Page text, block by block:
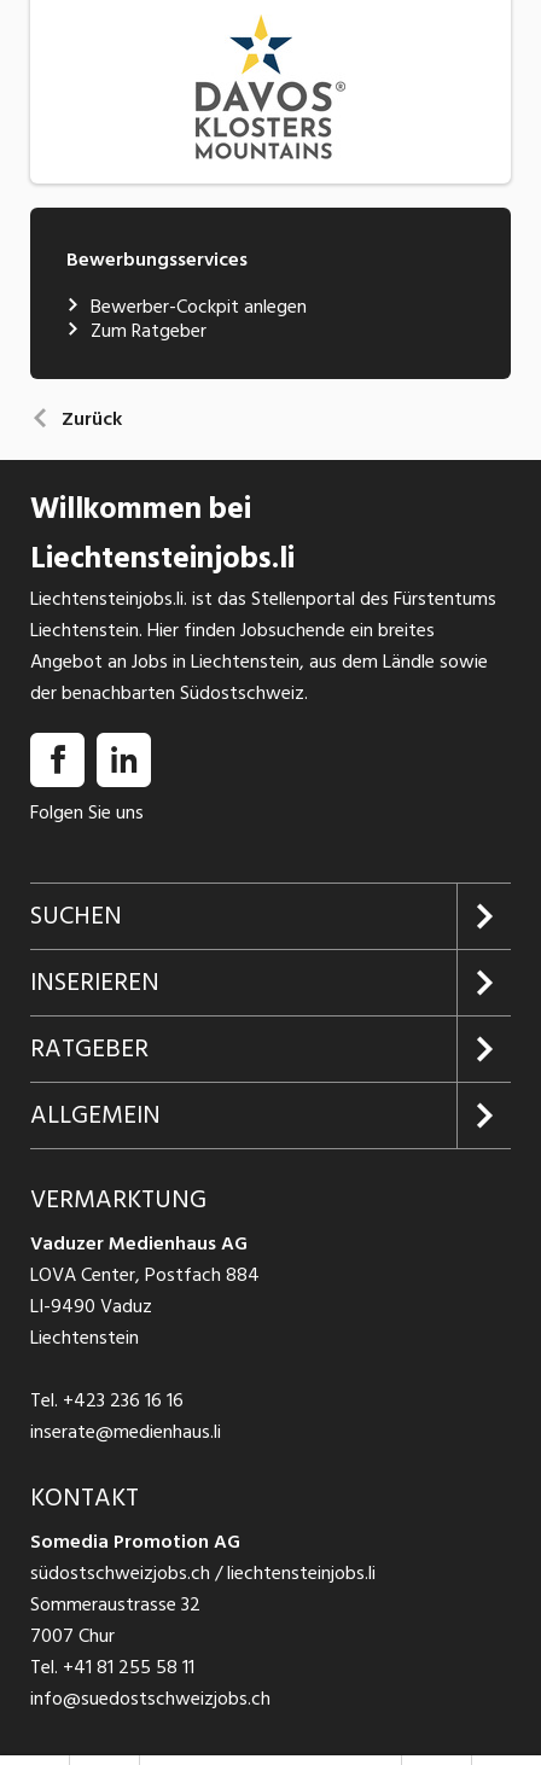
Bewerbungsservices
Bewerber-Cockpit anlegen
Zum Ratgeber
Zurück
Willkommen bei
Liechtensteinjobs.li
Liechtensteinjobs.li. ist das Stellenportal des Fürstentums
Liechtenstein. Hier finden Jobsuchende ein breites
Angebot an Jobs in Liechtenstein, aus dem Ländle sowie
der benachbarten Südostschweiz.
Folgen Sie uns
SUCHEN
Jobs suchen
Jobabo
Firmen entdecken
Jobs in Graubünden
Jobs in St. Gallen
Jobs in Glarus
Jobs in der Südostschweiz
Temporär Jobs
Teilzeit Jobs
Praktikum
INSERIEREN
Kundenlogin
Inserieren
Produkte
Schnittstelle
RATGEBER
Glossar
Ratgeber Bewerbung / Rekrutierung
ALLGEMEIN
AGB
Datenschutzbestimmungen
Nutzungsbedingungen
Impressum
VERMARKTUNG
Vaduzer Medienhaus AG
LOVA Center, Postfach 884
LI-9490 Vaduz
Liechtenstein
Tel. +423 236 16 16
inserate@medienhaus.li
KONTAKT
Somedia Promotion AG
südostschweizjobs.ch / liechtensteinjobs.li
Sommeraustrasse 32
7007 Chur
Tel. +41 81 255 58 11
info@suedostschweizjobs.ch